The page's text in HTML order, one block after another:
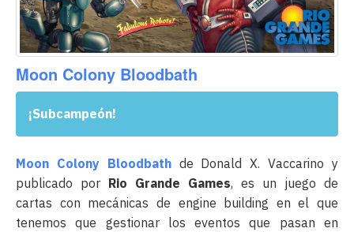
Moon Colony Bloodbath
¡Subcampeón!
Moon Colony Bloodbathde Donald X. Vaccarino y
publicado por Rio Grande Games, es un juego de
cartas con mecánicas de engine building en el que
tenemos que gestionar los eventos que pasan en